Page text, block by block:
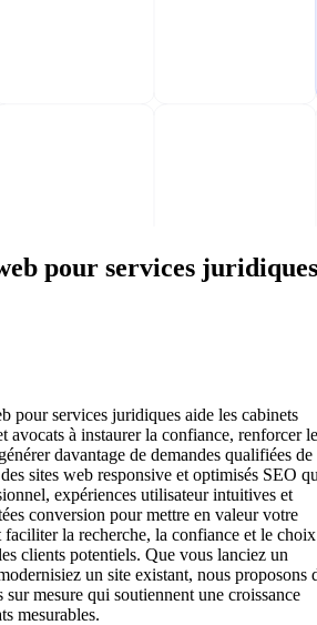
pour services juridiques
pour services juridiques aide les cabinets
avocats à instaurer la confiance, renforcer
davantage de demandes qualifiées de
sites web responsive et optimisés SEO
expériences utilisateur intuitives et
conversion pour mettre en valeur votre
la recherche, la confiance et le choix
clients potentiels. Que vous lanciez un
un site existant, nous proposons
mesure qui soutiennent une croissance
mesurables.